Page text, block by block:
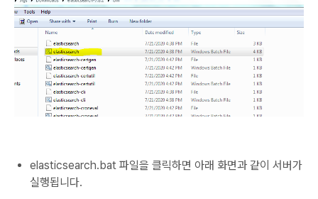
elasticsearch.bat 파일을 클릭하면 아래 화면과 같이 서버가
실행됩니다.